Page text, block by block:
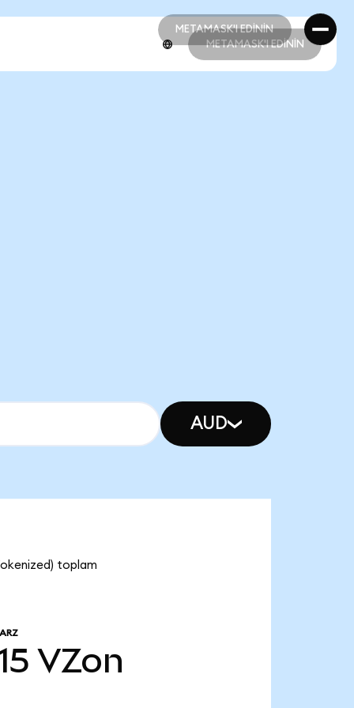
METAMASK'I EDİNİN
METAMASK'I EDİNİN
METAMASK'I EDİNİN
AUD
toplam
VZon